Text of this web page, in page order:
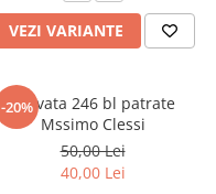
VEZI VARIANTE
-20%
Cravata 246 bl patrate
Mssimo Clessi
50,00 Lei
40,00 Lei